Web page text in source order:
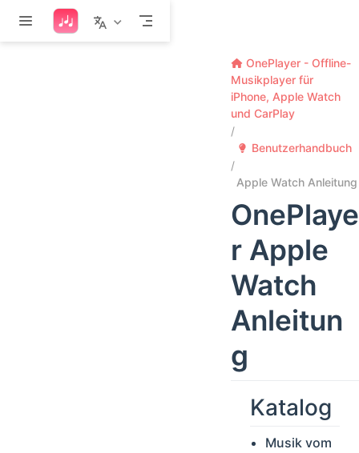
Zum Hauptinhalt springen
OnePlayer - Offline-
Musikplayer für
iPhone, Apple Watch
und CarPlay
Benutzerhandbuch
Apple Watch Anleitung
OnePlaye
r Apple
Watch
Anleitun
g
Katalog
Musik vom